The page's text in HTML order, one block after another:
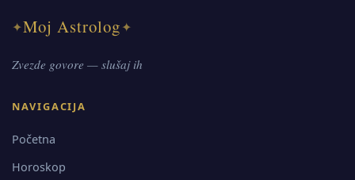
✦Moj Astrolog✦
Zvezde govore — slušaj ih
NAVIGACIJA
Početna
Horoskop